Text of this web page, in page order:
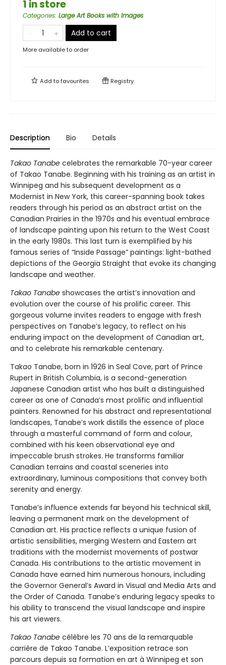
1 in store
Categories: Large Art Books with Images
Add to cart
More available to order
Add tofavourites Registry
Description Bio Details
Takao Tanabe celebrates the remarkable 70-year career
of Takao Tanabe. Beginning with his training as an artist in
Winnipeg and his subsequent development as a
Modernist in New York, this career-spanning book takes
readers through his period as an abstract artist on the
Canadian Prairies in the 1970s and his eventual embrace
of landscape painting upon his return to the West Coast
in the early 1980s. This last turn is exemplified by his
famous series of “Inside Passage” paintings: light-bathed
depictions of the Georgia Straight that evoke its changing
landscape and weather.
Takao Tanabe showcases the artist’s innovation and
evolution over the course of his prolific career. This
gorgeous volume invites readers to engage with fresh
perspectives on Tanabe’s legacy, to reflect on his
enduring impact on the development of Canadian art,
and to celebrate his remarkable centenary.
Takao Tanabe, born in 1926 in Seal Cove, part of Prince
Rupert in British Columbia, is a second-generation
Japanese Canadian artist who has built a distinguished
career as one of Canada’s most prolific and influential
painters. Renowned for his abstract and representational
landscapes, Tanabe’s work distills the essence of place
through a masterful command of form and colour,
combined with his keen observational eye and
impeccable brush strokes. He transforms familiar
Canadian terrains and coastal sceneries into
extraordinary, luminous compositions that convey both
serenity and energy.
Tanabe’s influence extends far beyond his technical skill,
leaving a permanent mark on the development of
Canadian art. His practice reflects a unique fusion of
artistic sensibilities, merging Western and Eastern art
traditions with the modernist movements of postwar
Canada. His contributions to the artistic movement in
Canada have earned him numerous honours, including
the Governor General’s Award in Visual and Media Arts and
the Order of Canada. Tanabe’s enduring legacy speaks to
his ability to transcend the visual landscape and inspire
his art viewers.
Takao Tanabe célèbre les 70 ans de la remarquable
carrière de Takao Tanabe. L’exposition retrace son
parcours depuis sa formation en art à Winnipeg et son